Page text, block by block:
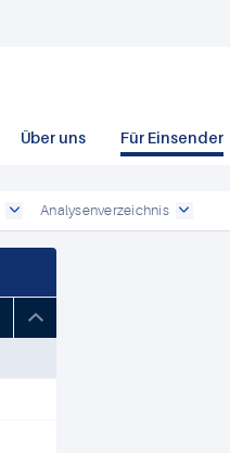
Über uns Für Einsender
Analysenverzeichnis